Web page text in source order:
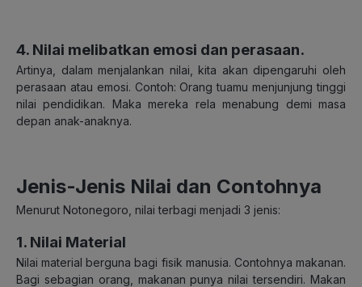
4. Nilai melibatkan emosi dan perasaan.
Artinya, dalam menjalankan nilai, kita akan dipengaruhi oleh
perasaan atau emosi. Contoh: Orang tuamu menjunjung tinggi
nilai pendidikan. Maka mereka rela menabung demi masa
depan anak-anaknya.
Jenis-Jenis Nilai dan Contohnya
Menurut Notonegoro, nilai terbagi menjadi 3 jenis:
1. Nilai Material
Nilai material berguna bagi fisik manusia. Contohnya makanan.
Bagi sebagian orang, makanan punya nilai tersendiri. Makan